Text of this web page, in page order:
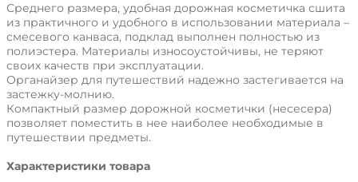
Среднего размера, удобная дорожная косметичка сшита
из практичного и удобного в использовании материала –
смесевого канваса, подклад выполнен полностью из
полиэстера. Материалы износоустойчивы, не теряют
своих качеств при эксплуатации.
Органайзер для путешествий надежно застегивается на
застежку-молнию.
Компактный размер дорожной косметички (несесера)
позволяет поместить в нее наиболее необходимые в
путешествии предметы.
Характеристики товара